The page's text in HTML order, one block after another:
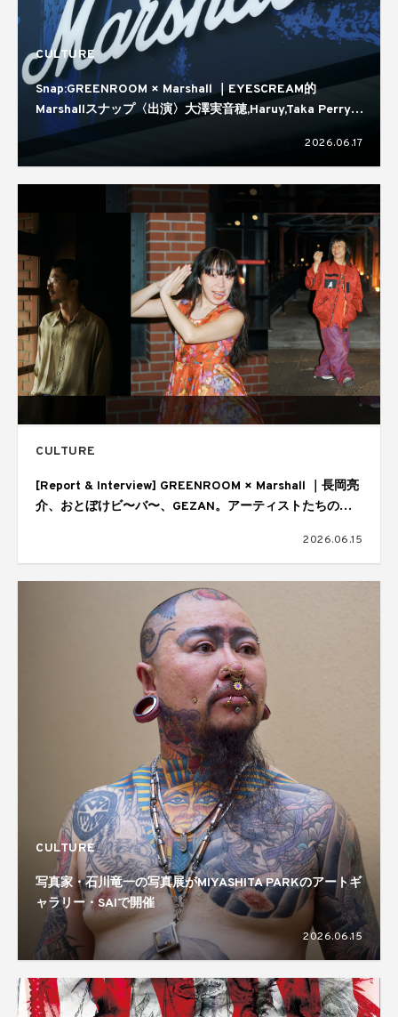
CULTURE
Snap:GREENROOM × Marshall ｜EYESCREAM的
Marshallスナップ〈出演〉大澤実音穂,Haruy,Taka Perry,
蒼葉える,kirin
2026.06.17
CULTURE
[Report & Interview] GREENROOM × Marshall ｜長岡亮
介、おとぼけビ〜バ〜、GEZAN。アーティストたちの音
2026.06.15
CULTURE
写真家・石川竜一の写真展がMIYASHITA PARKのアートギ
ャラリー・SAIで開催
2026.06.15